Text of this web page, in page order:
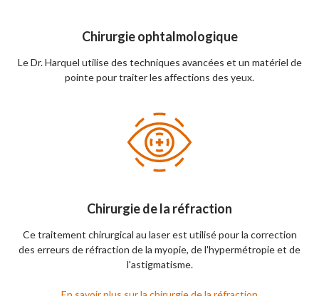
Chirurgie ophtalmologique
Le Dr. Harquel utilise des techniques avancées et un matériel de
pointe pour traiter les affections des yeux.
Chirurgie de la réfraction
Ce traitement chirurgical au laser est utilisé pour la correction
des erreurs de réfraction de la myopie, de l'hypermétropie et de
l'astigmatisme.